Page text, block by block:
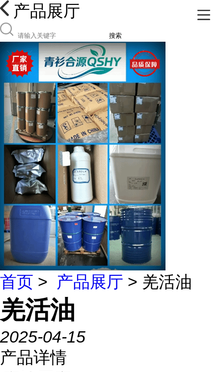
产品展厅
搜索
首页 > 产品展厅 > 羌活油
羌活油
2025-04-15
产品详情